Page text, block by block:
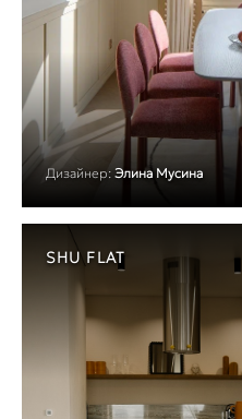
Дизайнер: Элина Мусина
SHU FLAT